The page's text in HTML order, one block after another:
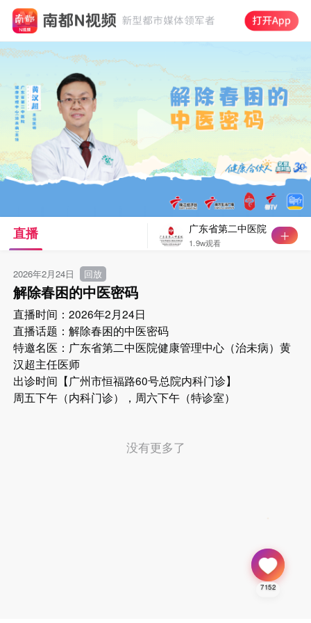
广东省第二中医院
1.9w观看
直播
2026年2月24日 回放
解除春困的中医密码
直播时间：2026年2月24日
直播话题：解除春困的中医密码
特邀名医：广东省第二中医院健康管理中心（治未病）黄
汉超主任医师
出诊时间【广州市恒福路60号总院内科门诊】
周五下午（内科门诊），周六下午（特诊室）
没有更多了
7152